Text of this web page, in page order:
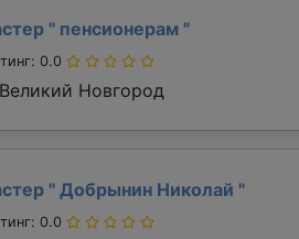
" пенсионерам "
0.0
Великий Новгород
" Добрынин Николай "
0.0